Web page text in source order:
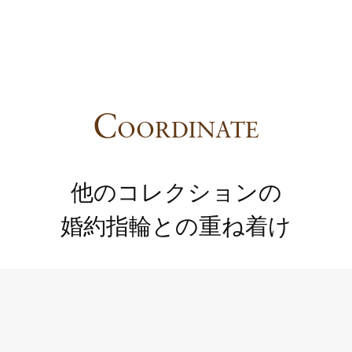
COORDINATE
他のコレクションの
婚約指輪との重ね着け